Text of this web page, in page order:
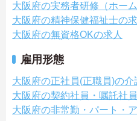
大阪府の実務者研修（ホー
大阪府の精神保健福祉士の
大阪府の無資格OKの求人
雇用形態
大阪府の正社員(正職員)の介
大阪府の契約社員・嘱託社
大阪府の非常勤・パート・